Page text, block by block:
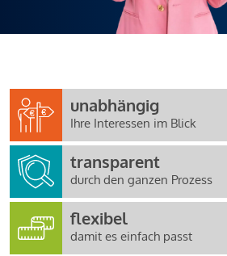
unabhängig
Ihre Interessen im Blick
transparent
durch den ganzen Prozess
flexibel
damit es einfach passt